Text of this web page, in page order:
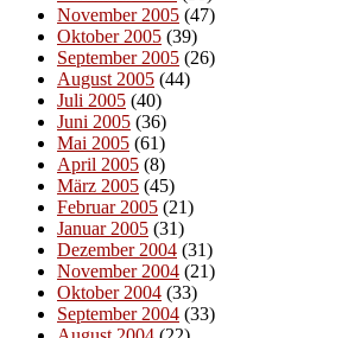
November 2005 (47)
Oktober 2005 (39)
September 2005 (26)
August 2005 (44)
Juli 2005 (40)
Juni 2005 (36)
Mai 2005 (61)
April 2005 (8)
März 2005 (45)
Februar 2005 (21)
Januar 2005 (31)
Dezember 2004 (31)
November 2004 (21)
Oktober 2004 (33)
September 2004 (33)